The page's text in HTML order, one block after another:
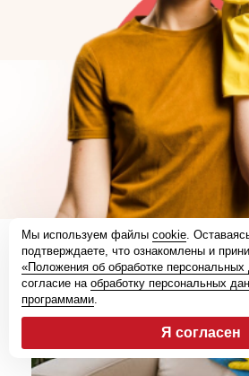
Другие наши
Химчистка
Мы используем файлы cookie.
подтверждаете, что ознакомлены и
«Положения об обработке персональных
согласие на обработку персональных
программами.
Я согласен